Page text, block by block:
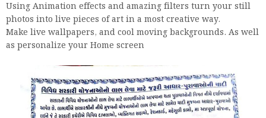
Using Animation effects and amazing filters turn your still
photos into live pieces of art in a most creative way.
Make live wallpapers, and cool moving backgrounds. As well
as personalize your Home screen